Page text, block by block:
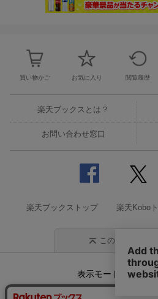
買い物かご お気に入り 閲覧履歴
楽天ブックスとは？
お問い合わせ窓口
楽天ブックストップ 楽天Kobo
このページの先
表示モード モバ
企業情報 個人情報保護方針